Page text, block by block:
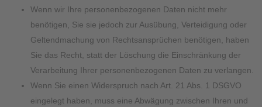
Wenn wir Ihre personenbezogenen Daten nicht mehr
benötigen, Sie sie jedoch zur Ausübung, Verteidigung oder
Geltendmachung von Rechtsansprüchen benötigen, haben
Sie das Recht, statt der Löschung die Einschränkung der
Verarbeitung Ihrer personenbezogenen Daten zu verlangen.
Wenn Sie einen Widerspruch nach Art. 21 Abs. 1 DSGVO
eingelegt haben, muss eine Abwägung zwischen Ihren und